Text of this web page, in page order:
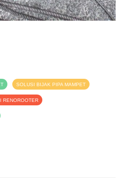
SOLUSI BIJAK PIPA MAMPET
RENOROOTER